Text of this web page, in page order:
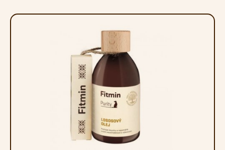
HET IN HUIDCELLEN AANWEZIGE GAMMA-
LINOLEENZUUR IS VAN GROOT BELANG VOOR
EEN GEZONDE HUID, EEN GLANZENDE VACHT
EN HET IMMUUNSYSTEEM.
MOGELIJKE TEKENEN VAN EEN TEKORT AAN
ESSENTIËLE VETZUREN KUNNEN ZIJN:
– HUIDONTSTEKING (BIJVOORBEELD IN DE